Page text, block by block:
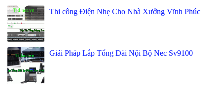
Thi công Điện Nhẹ Cho Nhà Xưởng Vĩnh Phúc
Giải Pháp Lắp Tổng Đài Nội Bộ Nec Sv9100